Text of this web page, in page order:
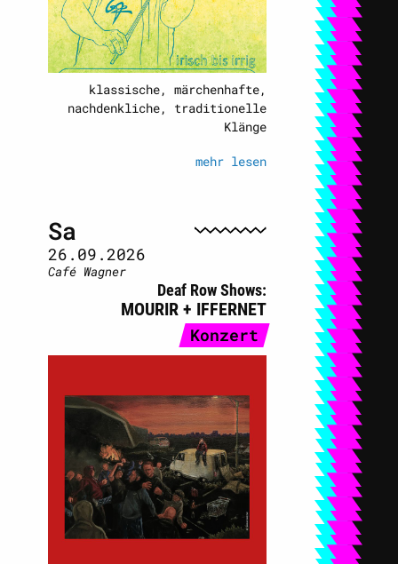
klassische, märchenhafte,
nachdenkliche, traditionelle
Klänge
mehr lesen
Sa
26.09.2026
Café Wagner
Deaf Row Shows
MOURIR + IFFERNET
Konzert